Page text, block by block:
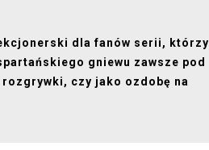
dla fanów serii, którzy
gniewu zawsze pod
czy jako ozdobę na